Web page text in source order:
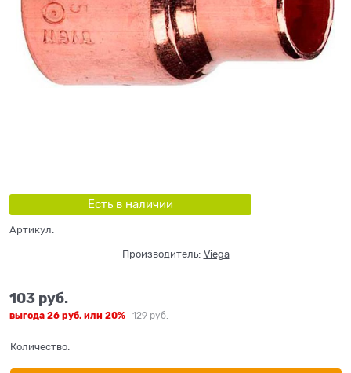
Есть в наличии
Артикул:
Производитель: Viega
129 руб.
103 руб.
выгода 26 руб. или 20%
Количество: